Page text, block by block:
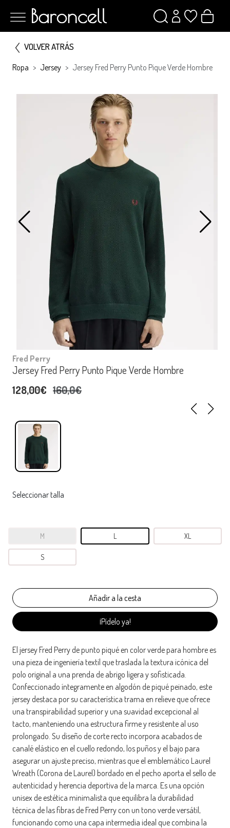
VOLVER ATRÁS
Ropa Jersey Jersey Fred Perry Punto Pique Verde Hombre
Fred Perry
Jersey Fred Perry Punto Pique Verde Hombre
128,00€ 160,0€
Seleccionar talla
M L XL
S
¡Pídelo ya!
El jersey Fred Perry de punto piqué en color verde para hombre es
una pieza de ingeniería textil que traslada la textura icónica del
polo original a una prenda de abrigo ligera y sofisticada.
Confeccionado íntegramente en algodón de piqué peinado, este
jersey destaca por su característica trama en relieve que ofrece
una transpirabilidad superior y una suavidad excepcional al
tacto, manteniendo una estructura firme y resistente al uso
prolongado. Su diseño de corte recto incorpora acabados de
canalé elástico en el cuello redondo, los puños y el bajo para
asegurar un ajuste preciso, mientras que el emblemático Laurel
Wreath (Corona de Laurel) bordado en el pecho aporta el sello de
autenticidad y herencia deportiva de la marca. Es una opción
unisex de estética minimalista que equilibra la durabilidad
técnica de las fibras de Fred Perry con un tono verde versátil,
funcionando como una capa intermedia ideal que combina la